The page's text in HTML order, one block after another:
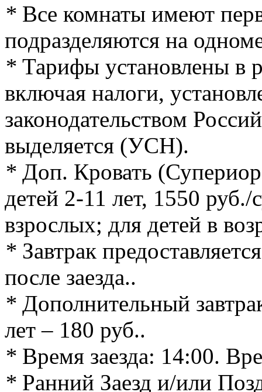
* Все комнаты имеют
подразделяются на
* Тарифы установлены в
включая налоги,
законодательством
выделяется (УСН).
* Доп. Кровать
детей 2-11 лет, 1550 руб./
взрослых; для детей в
* Завтрак
после заезда..
* Дополнительный
лет – 180 руб..
* Время заезда: 14:00.
* Ранний Заезд и/или